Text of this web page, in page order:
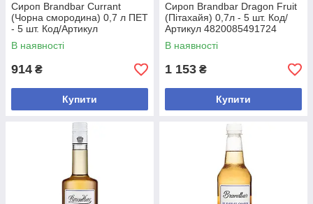
Сироп Brandbar Currant
(Чорна смородина) 0,7 л ПЕТ
- 5 шт. Код/Артикул
4820085490932
В наявності
914 ₴
Купити
Сироп Brandbar Dragon Fruit
(Пітахайя) 0,7л - 5 шт. Код/
Артикул 4820085491724
В наявності
1 153 ₴
Купити